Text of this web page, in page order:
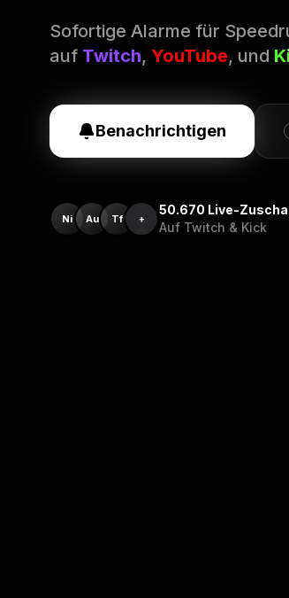
Sofortige Alarme für
auf Twitch, YouTube, und
Benachrichtigen
Ni Au Tf +
50.670 Live-
Auf Twitch & Kick